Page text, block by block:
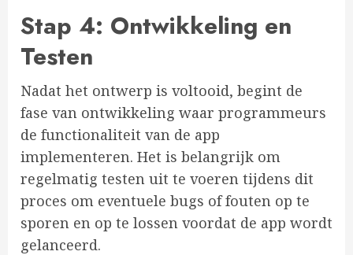
Stap 4: Ontwikkeling en
Testen
Nadat het ontwerp is voltooid, begint de
fase van ontwikkeling waar programmeurs
de functionaliteit van de app
implementeren. Het is belangrijk om
regelmatig testen uit te voeren tijdens dit
proces om eventuele bugs of fouten op te
sporen en op te lossen voordat de app wordt
gelanceerd.